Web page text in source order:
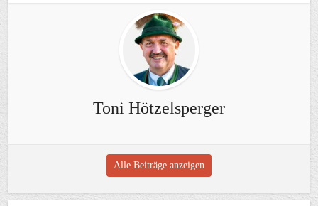
Toni Hötzelsperger
Alle Beiträge anzeigen